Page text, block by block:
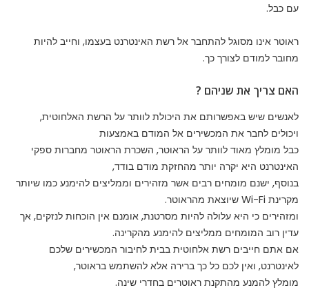
עם כבל.
ראוטר אינו מסוגל להתחבר אל רשת האינטרנט בעצמו, וחייב להיות
מחובר למודם לצורך כך.
האם צריך את שניהם ?
לאנשים שיש באפשרותם את היכולת לוותר על הרשת האלחוטית,
ויכולים לחבר את המכשירים אל המודם באמצעות
כבל מומלץ מאוד לוותר על הראוטר, השכרת הראוטר מחברות ספקי
האינטרנט היא יקרה יותר מהחזקת מודם בודד,
בנוסף, ישנם מומחים רבים אשר מזהירים וממליצים להימנע כמו שיותר
מקרינת Wi-Fi שיוצאת מהראוטר.
ומזהירים כי היא עלולה להיות מסרטנת, אומנם אין הוכחות לנזקים, אך
עדין רוב המומחים ממליצים להימנע מהקרינה.
אם אתם חייבים רשת אלחוטית בבית לחיבור המכשירים שלכם
לאינטרנט, ואין לכם כל כך ברירה אלא להשתמש בראוטר,
מומלץ להמנע מהתקנת ראוטרים בחדרי שינה.